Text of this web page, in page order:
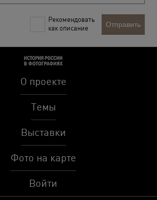
Рекомендовать
как описание
Отправить
О проекте
Темы
Выставки
Фото на карте
Войти